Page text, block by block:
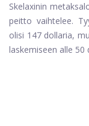
Skelaxinin
peitto vaihtelee.
olisi 147 dollaria,
laskemiseen alle 50